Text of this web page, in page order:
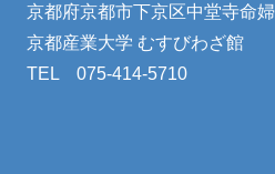
京都府京都市下京区中堂寺命
京都産業大学 むすびわざ館
TEL 075-414-5710